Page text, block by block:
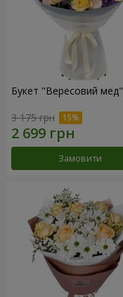
Букет "Вересовий мед"
3 175 грн
Замовити